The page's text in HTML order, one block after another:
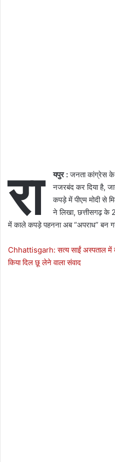
रा यपुर :जनता कांग्रेस के
नजरबंद कर दिया है,
कपड़े में पीएम मोदी से
ने लिखा, छत्तीसगढ़ के
में काले कपड़े पहनना अब “अपराध” बन
Chhattisgarh: सत्य साईं अस्पताल में
किया दिल छू लेने वाला संवाद